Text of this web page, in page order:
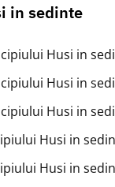
in sedinte
Husi in
Husi in
Husi in
Husi in
Husi in